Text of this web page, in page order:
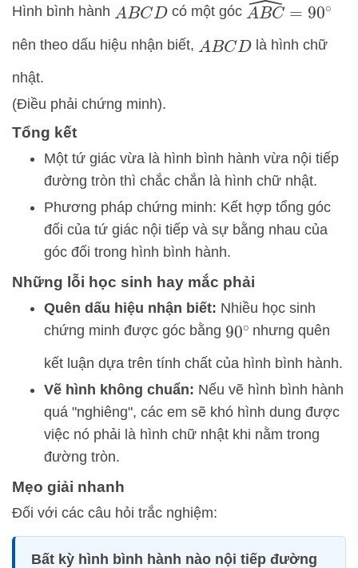
Hình bình hành ABCD có một góc A BC^=90∘
nên theo dấu hiệu nhận biết, ABCD là hình chữ
nhật.
(Điều phải chứng minh).
Tổng kết
Một tứ giác vừa là hình bình hành vừa nội tiếp
đường tròn thì chắc chắn là hình chữ nhật.
Phương pháp chứng minh: Kết hợp tổng góc
đối của tứ giác nội tiếp và sự bằng nhau của
góc đối trong hình bình hành.
Những lỗi học sinh hay mắc phải
Quên dấu hiệu nhận biết: Nhiều học sinh
chứng minh được góc bằng 90∘nhưng quên
kết luận dựa trên tính chất của hình bình hành.
Vẽ hình không chuẩn: Nếu vẽ hình bình hành
quá "nghiêng", các em sẽ khó hình dung được
việc nó phải là hình chữ nhật khi nằm trong
đường tròn.
Mẹo giải nhanh
Đối với các câu hỏi trắc nghiệm:
Bất kỳ hình bình hành nào nội tiếp đường